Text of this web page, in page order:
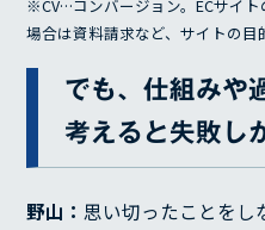
※CV…コンバージョン。ECサイ
場合は資料請求など、サイトの目
でも、仕組みや
考えると失敗し
野山：思い切ったことをし